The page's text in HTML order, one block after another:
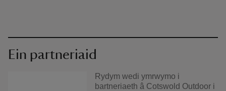
Ein partneriaid
Rydym wedi ymrwymo i
bartneriaeth â Cotswold Outdoor i